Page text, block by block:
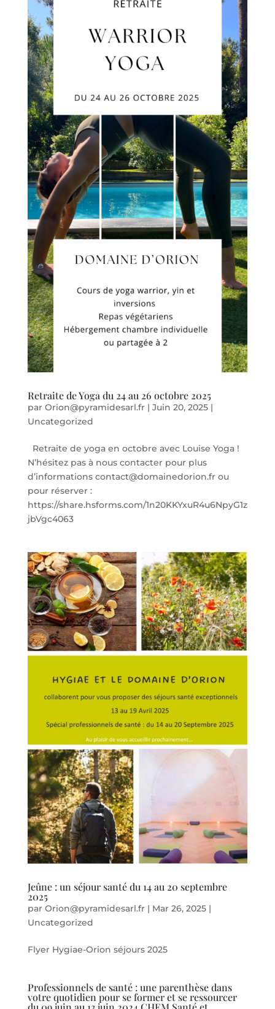
Retraite de Yoga du 24 au 26 octobre 2025
par Orion@pyramidesarl.fr| Juin 20, 2025|
Uncategorized
Retraite de yoga en octobre avec Louise Yoga !
N’hésitez pas à nous contacter pour plus
d’informations contact@domainedorion.fr ou
pour réserver :
https://share.hsforms.com/1n20KKYxuR4u6NpyG1z
jbVgc4063
Jeûne : un séjour santé du 14 au 20 septembre
2025
par Orion@pyramidesarl.fr| Mar 26, 2025|
Uncategorized
Flyer Hygiae-Orion séjours 2025
Professionnels de santé : une parenthèse dans
votre quotidien pour se former et se ressourcer